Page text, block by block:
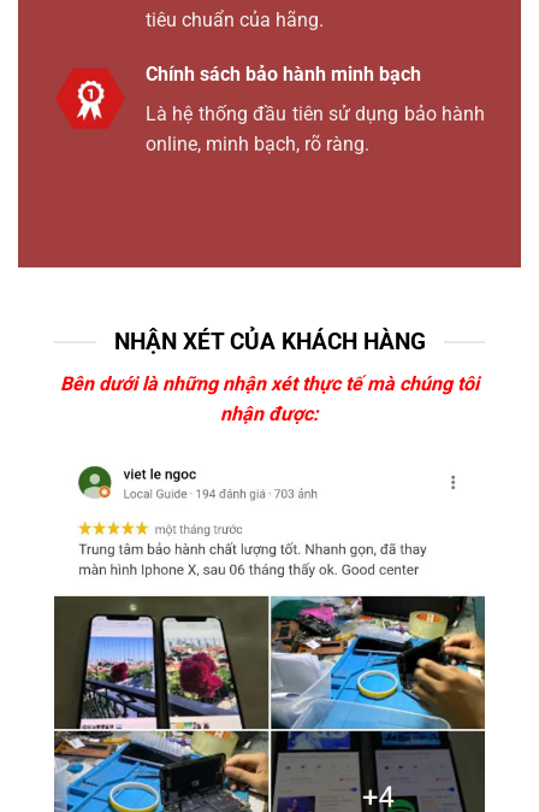
tiêu chuẩn của hãng.
Chính sách bảo hành minh bạch
Là hệ thống đầu tiên sử dụng bảo hành
online, minh bạch, rõ ràng.
NHẬN XÉT CỦA KHÁCH HÀNG
Bên dưới là những nhận xét thực tế mà chúng tôi
nhận được: